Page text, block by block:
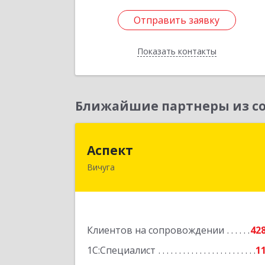
Отправить заявку
Показать контакты
Отправить заявку
Назад
Ближайшие партнеры из
Аспект
Вичуга
Клиентов на сопровождении
1С:Специалист
11
155331, Ивановская обл, Вичугский р-